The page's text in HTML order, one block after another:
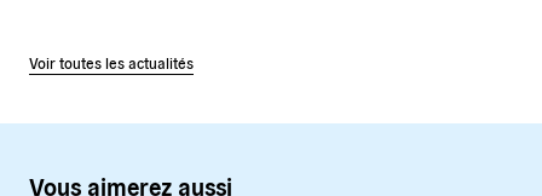
Voir toutes les actualités
Vous aimerez aussi